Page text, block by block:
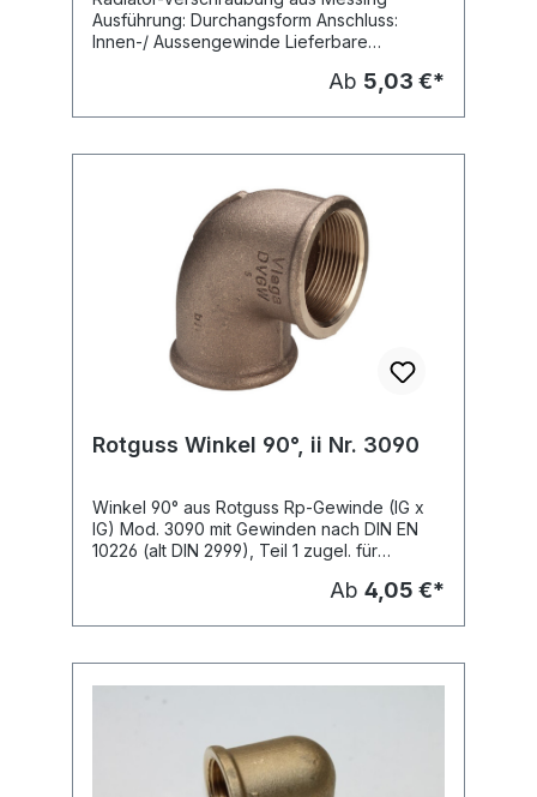
Ausführung: Durchangsform Anschluss:
Innen-/ Aussengewinde Lieferbare
Ab 5,03 €*
Rotguss Winkel 90°, ii Nr. 3090
Winkel 90° aus Rotguss Rp-Gewinde (IG x
IG) Mod. 3090 mit Gewinden nach DIN EN
10226 (alt DIN 2999), Teil 1 zugel. für
die Gasinstallation nach TRGI mit DVGW-
Ab 4,05 €*